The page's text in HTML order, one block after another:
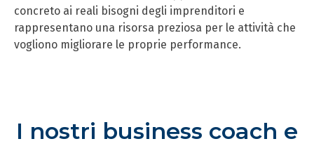
concreto ai reali bisogni degli imprenditori e
rappresentano una risorsa preziosa per le attività che
vogliono migliorare le proprie performance.
I nostri business coach e